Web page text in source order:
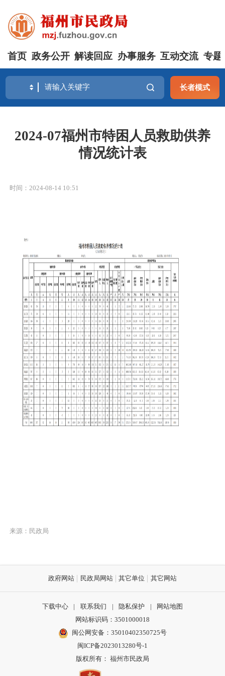
首页 政务公开 解读回应 办事服务 互动交流 专题
长者模式
2024-07福州市特困人员救助供养
情况统计表
时间：2024-08-14 10:51
来源：民政局
政府网站 民政局网站 其它单位 其它网站
下载中心 | 联系我们 | 隐私保护 |
网站地图
网站标识码：3501000018
闽公网安备：35010402350725号
闽ICP备2023013280号-1
版权所有： 福州市民政局